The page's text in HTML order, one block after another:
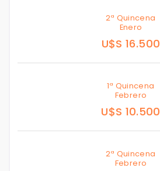
2ª Quincena
Enero
U$S 16.500
1ª Quincena
Febrero
U$S 10.500
2ª Quincena
Febrero